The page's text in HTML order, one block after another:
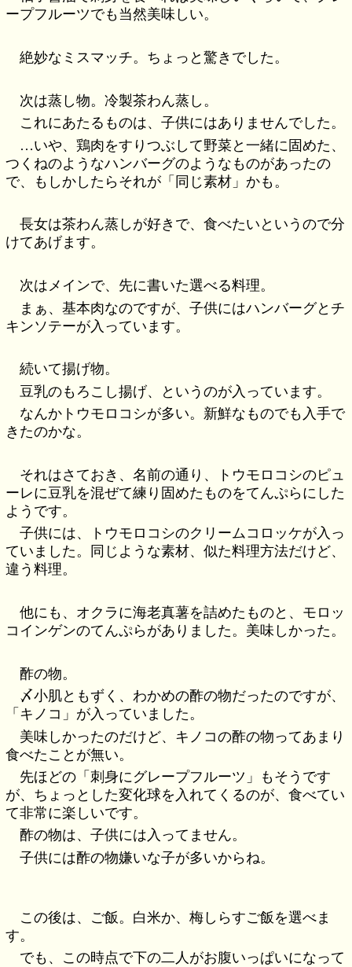
ープフルーツでも当然美味しい。
絶妙なミスマッチ。ちょっと驚きでした。
次は蒸し物。冷製茶わん蒸し。
これにあたるものは、子供にはありませんでした。
…いや、鶏肉をすりつぶして野菜と一緒に固めた、
つくねのようなハンバーグのようなものがあったの
で、もしかしたらそれが「同じ素材」かも。
長女は茶わん蒸しが好きで、食べたいというので分
けてあげます。
次はメインで、先に書いた選べる料理。
まぁ、基本肉なのですが、子供にはハンバーグとチ
キンソテーが入っています。
続いて揚げ物。
豆乳のもろこし揚げ、というのが入っています。
なんかトウモロコシが多い。新鮮なものでも入手で
きたのかな。
それはさておき、名前の通り、トウモロコシのピュ
ーレに豆乳を混ぜて練り固めたものをてんぷらにした
ようです。
子供には、トウモロコシのクリームコロッケが入っ
ていました。同じような素材、似た料理方法だけど、
違う料理。
他にも、オクラに海老真薯を詰めたものと、モロッ
コインゲンのてんぷらがありました。美味しかった。
酢の物。
〆小肌ともずく、わかめの酢の物だったのですが、
「キノコ」が入っていました。
美味しかったのだけど、キノコの酢の物ってあまり
食べたことが無い。
先ほどの「刺身にグレープフルーツ」もそうです
が、ちょっとした変化球を入れてくるのが、食べてい
て非常に楽しいです。
酢の物は、子供には入ってません。
子供には酢の物嫌いな子が多いからね。
この後は、ご飯。白米か、梅しらすご飯を選べま
す。
でも、この時点で下の二人がお腹いっぱいになって